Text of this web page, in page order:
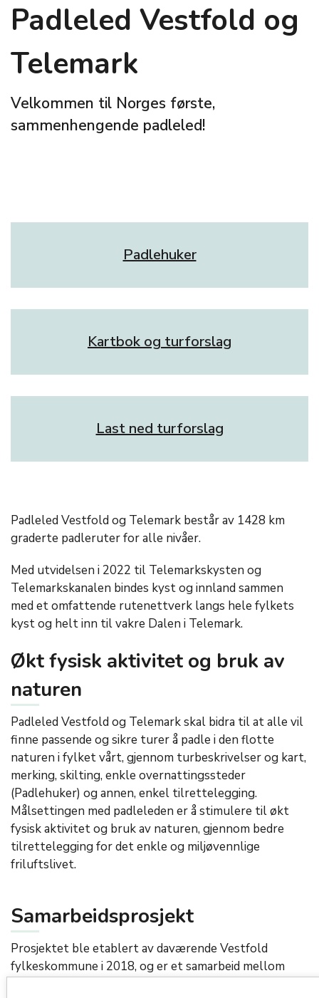
Padleled Vestfold og
Telemark
Velkommen til Norges første,
sammenhengende padleled!
Padlehuker
Kartbok og turforslag
Last ned turforslag
Padleled Vestfold og Telemark består av 1428 km
graderte padleruter for alle nivåer.
Med utvidelsen i 2022 til Telemarkskysten og
Telemarkskanalen bindes kyst og innland sammen
med et omfattende rutenettverk langs hele fylkets
kyst og helt inn til vakre Dalen i Telemark.
Økt fysisk aktivitet og bruk av
naturen
Padleled Vestfold og Telemark skal bidra til at alle vil
finne passende og sikre turer å padle i den flotte
naturen i fylket vårt, gjennom turbeskrivelser og kart,
merking, skilting, enkle overnattingssteder
(Padlehuker) og annen, enkel tilrettelegging.
Målsettingen med padleleden er å stimulere til økt
fysisk aktivitet og bruk av naturen, gjennom bedre
tilrettelegging for det enkle og miljøvennlige
friluftslivet.
Samarbeidsprosjekt
Prosjektet ble etablert av daværende Vestfold
fylkeskommune i 2018, og er et samarbeid mellom